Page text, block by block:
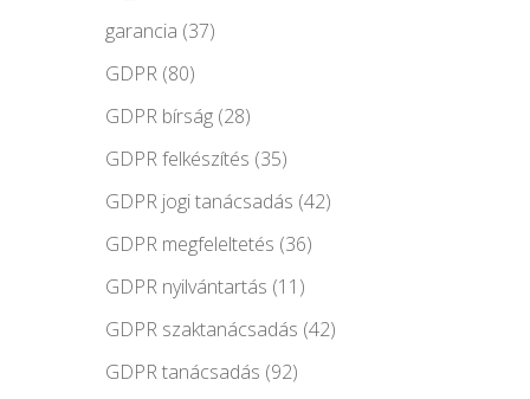
garancia (37)
GDPR(80)
GDPR bírság(28)
GDPR felkészítés (35)
GDPR jogi tanácsadás (42)
GDPR megfeleltetés (36)
GDPR nyilvántartás (11)
GDPR szaktanácsadás (42)
GDPR tanácsadás (92)